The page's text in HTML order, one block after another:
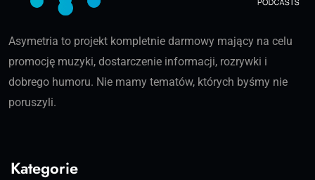
Asymetria to projekt kompletnie darmowy mający na celu
promocję muzyki, dostarczenie informacji, rozrywki i
dobrego humoru. Nie mamy tematów, których byśmy nie
poruszyli.
Kategorie